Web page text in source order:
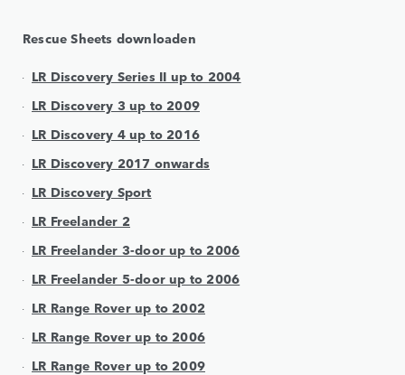
Rescue Sheets downloaden
LR Discovery Series II up to 2004
LR Discovery 3 up to 2009
LR Discovery 4 up to 2016
LR Discovery 2017 onwards
LR Discovery Sport
LR Freelander 2
LR Freelander 3-door up to 2006
LR Freelander 5-door up to 2006
LR Range Rover up to 2002
LR Range Rover up to 2006
LR Range Rover up to 2009